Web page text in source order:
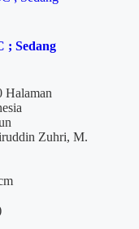
; Sedang
Halaman
Zuhri, M.